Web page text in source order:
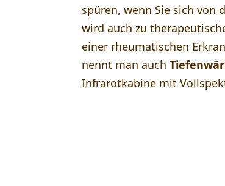
spüren, wenn Sie sich von
wird auch zu
einer rheumatischen
nennt man auch
Infrarotkabine mit